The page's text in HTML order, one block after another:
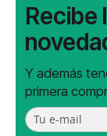
Recibe
Y además
primera